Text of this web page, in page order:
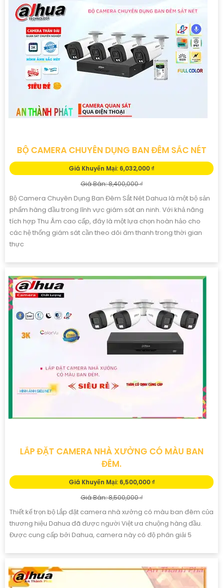
BỘ CAMERA CHUYÊN DỤNG BAN ĐÊM SẮC NÉT
Giá Khuyến Mại: 6,032,000 ₫
Giá Bán: 8,400,000 ₫
Bộ Camera Chuyên Dụng Ban Đêm Sắt Nét Dahua là một bộ sản
phẩm hàng đầu trong lĩnh vực giám sát an ninh. Với khả năng
tích hợp Thu Âm cao cấp, đây là một lựa chọn hoàn hảo cho
các hệ thống giám sát cần theo dõi âm thanh trong thời gian
thực
LẮP ĐẶT CAMERA NHÀ XƯỞNG CÓ MÀU BAN
ĐÊM.
Giá Khuyến Mại: 6,500,000 ₫
Giá Bán: 8,500,000 ₫
Thiết kế trọn bộ Lắp đặt camera nhà xưởng có màu ban đêm của
thương hiệu Dahua đã được người Việt ưa chuộng hàng đầu.
Được cung cấp bởi Dahua, camera này có độ phân giải 5